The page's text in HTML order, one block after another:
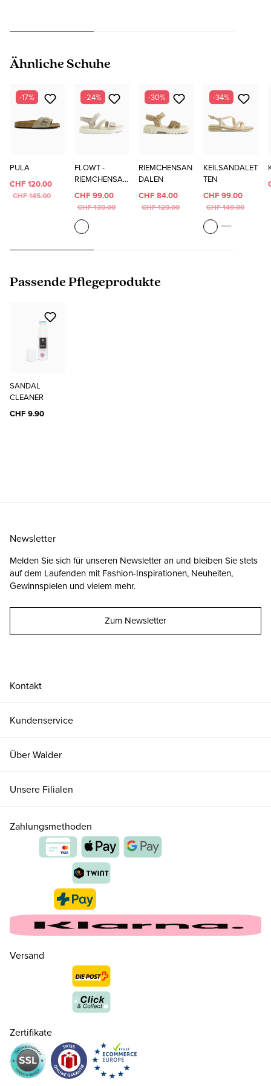
35.5 ( 3 ) CHF 129.00 nur noch wenige verfügbar
36 ( 3½ ) CHF 129.00
CHF 129.00
37.5 ( 4½ ) CHF 129.00
38 ( 5 ) CHF 129.00
Produktgalerie überspringen
Ähnliche Schuhe
-17%
PULA
CHF 120.00
CHF 145.00
-24%
FLOWT -
RIEMCHENSAN
DALEN
CHF 99.00
CHF 130.00
-30%
RIEMCHENSAN
DALEN
CHF 84.00
CHF 120.00
-34%
KEILSANDALET
TEN
CHF 99.00
CHF 149.00
Produktgalerie überspringen
Passende Pflegeprodukte
SANDAL
CLEANER
CHF 9.90
Kontakt
Kundenservice
Über Walder
Unsere Filialen
Newsletter
Melden Sie sich für unseren Newsletter an und bleiben Sie stets
auf dem Laufenden mit Fashion-Inspirationen, Neuheiten,
Gewinnspielen und vielem mehr.
Zum Newsletter
Zahlungsmethoden
Versand
Zertifikate